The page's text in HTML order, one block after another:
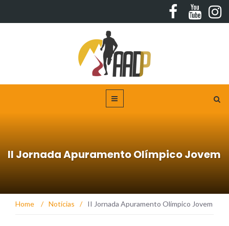
II Jornada Apuramento Olímpico Jovem
Home / Notícias / II Jornada Apuramento Olímpico Jovem